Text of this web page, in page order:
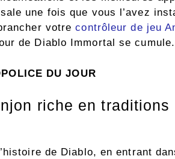
une fois que vous l’avez
votrecontrôleur de jeu
de Diablo Immortal se cumule.
DU JOUR
riche en traditions
de Diablo, en entrant